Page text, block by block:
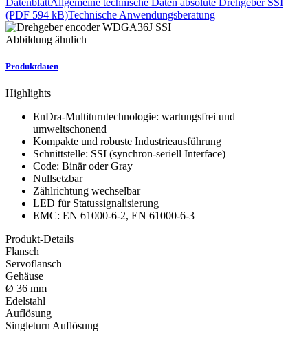
DatenblattAllgemeine technische Daten absolute Drehgeber SSI
(PDF 594 kB)Technische Anwendungsberatung
Abbildung ähnlich
Produktdaten
Highlights
EnDra-Multiturntechnologie: wartungsfrei und
umweltschonend
Kompakte und robuste Industrieausführung
Schnittstelle: SSI (synchron-seriell Interface)
Code: Binär oder Gray
Nullsetzbar
Zählrichtung wechselbar
LED für Statussignalisierung
EMC: EN 61000-6-2, EN 61000-6-3
Produkt-Details
Flansch
Servoflansch
Gehäuse
Ø 36 mm
Edelstahl
Auflösung
Singleturn Auflösung